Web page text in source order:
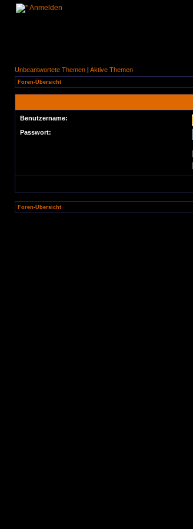
Anmelden
Unbeantwortete Themen | Aktive Themen
Foren-Übersicht
Benutzername:
Passwort:
Foren-Übersicht